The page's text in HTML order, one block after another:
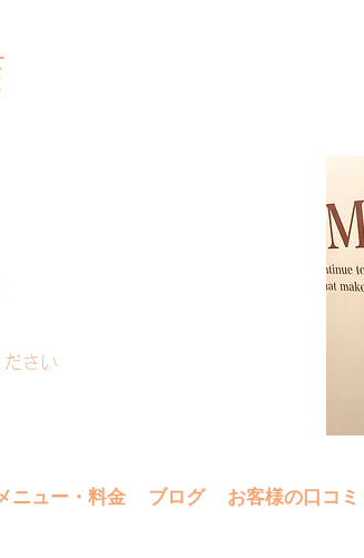
さい
ニュー・料金 ブログ お客様の口コミ